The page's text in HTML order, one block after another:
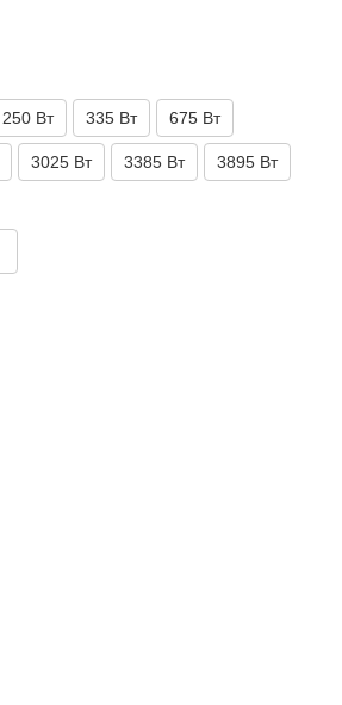
250 Вт 335 Вт 675 Вт
3025 Вт 3385 Вт 3895 Вт